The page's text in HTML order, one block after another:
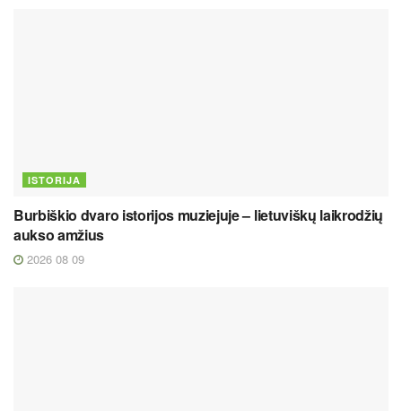
ISTORIJA
Burbiškio dvaro istorijos muziejuje – lietuviškų laikrodžių
aukso amžius
2026 08 09